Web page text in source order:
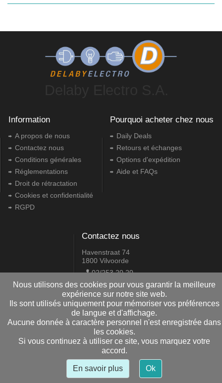
Nous utilisons des cookies pour vous garantir la meilleure
expérience sur notre site web.
Ils sont utilisés uniquement pour mémoriser vos préférences
de langue et d'affichage.
Aucune donnée à caractère personnel n'est enregistrée dans
les cookies.
Si vous continuez à utiliser ce site, vous marquez votre
accord.
En savoir plus Ok
Information
A propos de nous
Contactez nous
Conditions générales
Réglementations
Droit de rétractation
Cookies et confidentialité
RGPD
Pourquoi acheter chez nous
Daily Deals
Retours et échanges
Options d'expédition
Aide et FAQs
Contactez nous
Havenstraat 74
1800 Vilvoorde
02/253.20.20
info@delaby.be
2.18.6.0
Copyright © 2009-2026 Daniel Pire Informatique srl